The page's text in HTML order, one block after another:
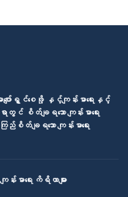
ော်ရွှင်စေဖို့ နှင့်ကျန်းမာရေးနှင့်
င် စိတ်ချရသော ကျန်းမာရေး
စိတ်ချရသော ကျန်းမာရေး
ကျန်းမာရေး ကိရိယာများ